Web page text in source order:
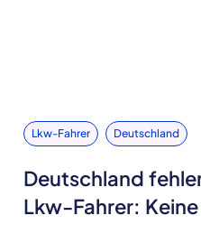
Lkw-Fahrer Deutschland
Deutschland
Lkw-Fahrer: